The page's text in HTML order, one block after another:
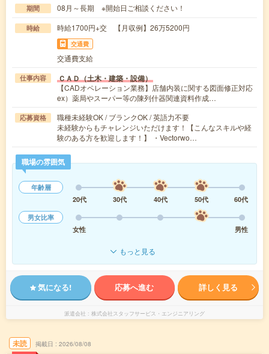
期間 08月～長期 ※開始日ご相談ください！
時給 時給1700円+交 【月収例】26万5200円
交通費
交通費支給
仕事内容 ＣＡＤ（土木・建築・設備）
【CADオペレーション業務】店舗内装に関する図面修正対応
ex）薬局やスーパー等の陳列什器関連資料作成…
応募資格
職種未経験OK / ブランクOK / 英語力不要
未経験からもチャレンジいただけます！【こんなスキルや経
験のある方を歓迎します！】 ・Vectorwo…
職場の雰囲気
年齢層
20代
30代 40代 50代
60代
男女比率
女性
男性
もっと見る
気になる! 応募へ進む 詳しく見る
派遣会社 株式会社スタッフサービス・エンジニアリング
未読 掲載日 2026/08/08